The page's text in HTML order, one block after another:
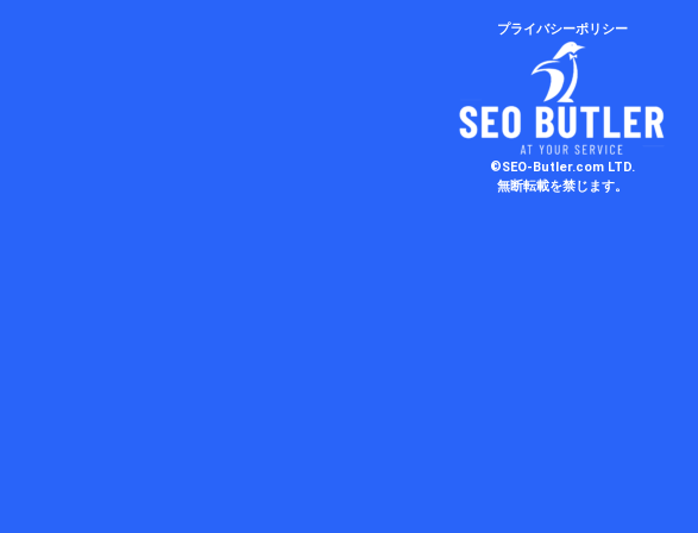
プライバシーポリシー
©SEO-Butler.com LTD.
無断転載を禁じます。